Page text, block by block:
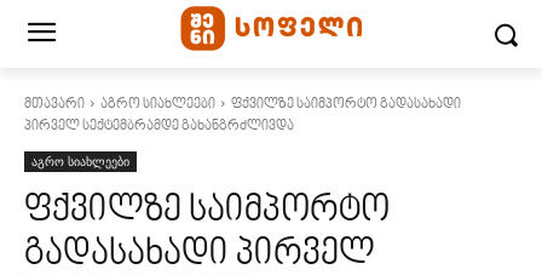
მთავარი აგრო სიახლეები
ფქვილზე საიმპორტო გადასახადი
პირველ სექტემბრამდე გახანგრძლივდა
აგრო სიახლეები
ფქვილზე საიმპორტო
გადასახადი პირველ